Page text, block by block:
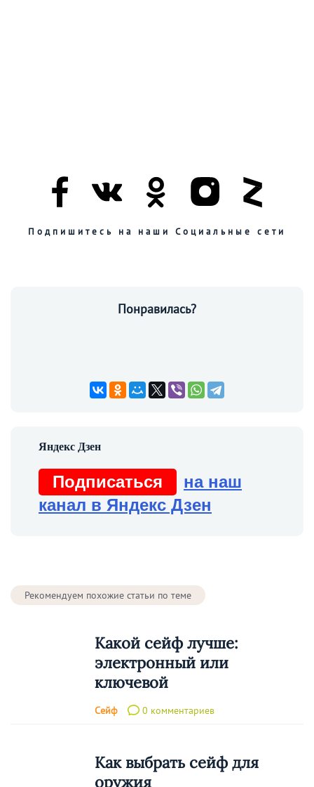
Подпишитесь на наши Социальные сети
Понравилась?
Подписаться
на наш
канал в Яндекс Дзен
Рекомендуем похожие статьи по теме
Какой сейф лучше:
электронный или
ключевой
Сейф 0 комментариев
Как выбрать сейф для
оружия